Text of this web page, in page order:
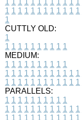
1 1 1 1 1 1 1 1 1 1 1 1
1
CUTTLY OLD:
1
1 1 1 1 1 1 1 1 1 1
MEDIUM:
1 1 1 1 1 1 1 1 1 1
1 1 1 1 1 1 1 1 1 1 1 1
1 1 1 1 1 1 1 1 1 1 1 1
PARALLELS:
1 1 1 1 1 1 1 1 1 1
1 1 1 1 1 1 1 1 1 1 1 1
1 1 1 1 1 1 1 1 1 1 1 1